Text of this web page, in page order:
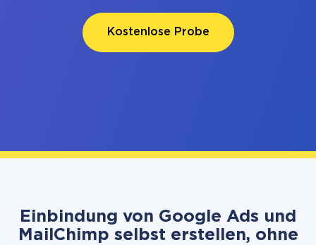
Kostenlose Probe
Einbindung von Google Ads und
MailChimp selbst erstellen, ohne